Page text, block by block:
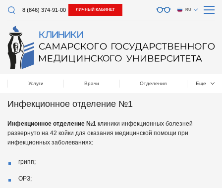
8 (846) 374-91-00 ЛИЧНЫЙ КАБИНЕТ RU
Услуги Врачи Отделения Еще
Инфекционное отделение №1
Инфекционное отделение №1 клиники инфекционных болезней
развернуто на 42 койки для оказания медицинской помощи при
инфекционных заболеваниях:
грипп;
ОРЗ;